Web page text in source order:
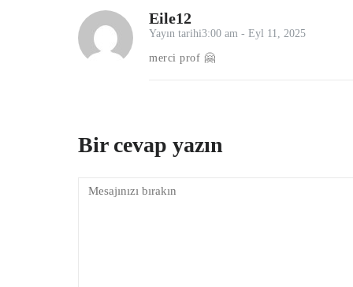
Eile12
Yayın tarihi3:00 am - Eyl 11, 2025
merci prof 🤗
Bir cevap yazın